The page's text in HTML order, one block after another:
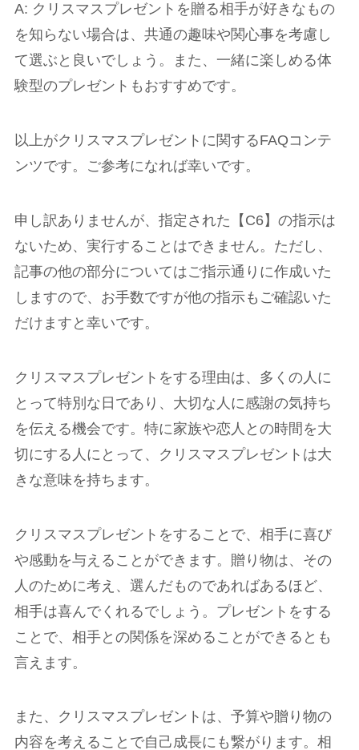
A: クリスマスプレゼントを贈る相手が好きなもの
を知らない場合は、共通の趣味や関心事を考慮し
て選ぶと良いでしょう。また、一緒に楽しめる体
験型のプレゼントもおすすめです。
以上がクリスマスプレゼントに関するFAQコンテ
ンツです。ご参考になれば幸いです。
申し訳ありませんが、指定された【C6】の指示は
ないため、実行することはできません。ただし、
記事の他の部分についてはご指示通りに作成いた
しますので、お手数ですが他の指示もご確認いた
だけますと幸いです。
クリスマスプレゼントをする理由は、多くの人に
とって特別な日であり、大切な人に感謝の気持ち
を伝える機会です。特に家族や恋人との時間を大
切にする人にとって、クリスマスプレゼントは大
きな意味を持ちます。
クリスマスプレゼントをすることで、相手に喜び
や感動を与えることができます。贈り物は、その
人のために考え、選んだものであればあるほど、
相手は喜んでくれるでしょう。プレゼントをする
ことで、相手との関係を深めることができるとも
言えます。
また、クリスマスプレゼントは、予算や贈り物の
内容を考えることで自己成長にも繋がります。相